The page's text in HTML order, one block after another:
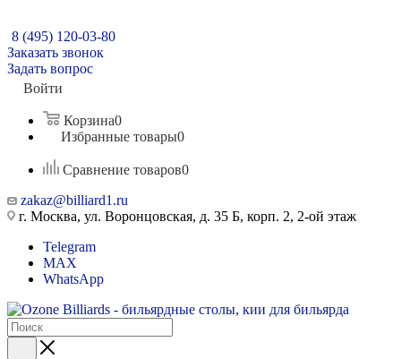
8 (495) 120-03-80
Заказать звонок
Задать вопрос
Войти
Корзина0
Избранные товары0
Сравнение товаров0
zakaz@billiard1.ru
г. Москва, ул. Воронцовская, д. 35 Б, корп. 2, 2-ой этаж
Telegram
MAX
WhatsApp